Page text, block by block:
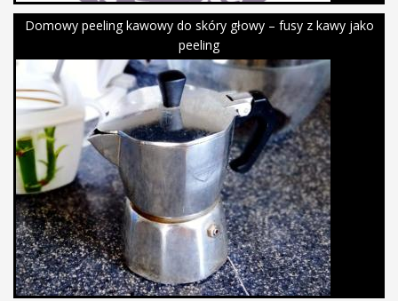
Domowy peeling kawowy do skóry głowy – fusy z kawy jako
peeling